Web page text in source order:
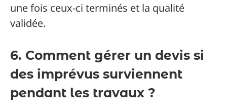
une fois ceux-ci terminés et la qualité
validée.
6. Comment gérer un devis si
des imprévus surviennent
pendant les travaux ?